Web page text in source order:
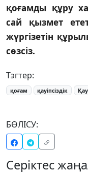
қоғамды құру
сай қызмет
жүргізетін
сөзсіз.
Тэгтер:
қоғам қауіпсіздік
БӨЛІСУ:
Серіктес